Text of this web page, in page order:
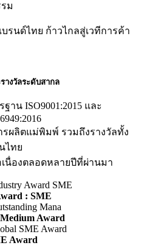
ม
รนด์ไทย ก้าวไกลสู่เวทีการค้า
งวัลระดับสากล
าน ISO9001:2015 และ
รผลิตแม่พิมพ์ รวมถึงรางวัลทั้ง
ไทย
นื่องตลอดหลายปีที่ผ่านมา
: SME
Award
Award